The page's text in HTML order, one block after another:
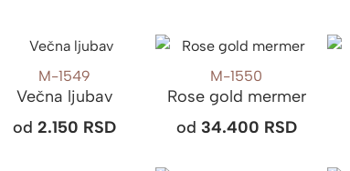
M-1549
Večna ljubav
od 2.150 RSD
M-1550
Rose gold mermer
od 34.400 RSD